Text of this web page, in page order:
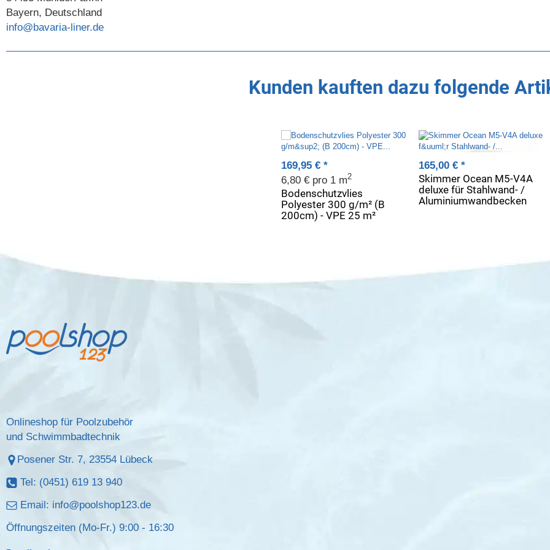
Bayern, Deutschland
info@bavaria-liner.de
Kunden kauften dazu folgende
Bodenschutzvlies
Polyester 300 g/m² (B
200cm) - VPE 25 m²
169,95 € *
6,80 € pro 1 m2
Skimmer Ocean M5-V4A
deluxe für Stahlwand- /
Aluminiumwandbecken
165,00 € *
Onlineshop für Poolzubehör
und Schwimmbadtechnik
Posener Str. 7, 23554 Lübeck
Tel: (0451) 619 13 940
Email: info@poolshop123.de
Öffnungszeiten (Mo-Fr.) 9:00 - 16:30